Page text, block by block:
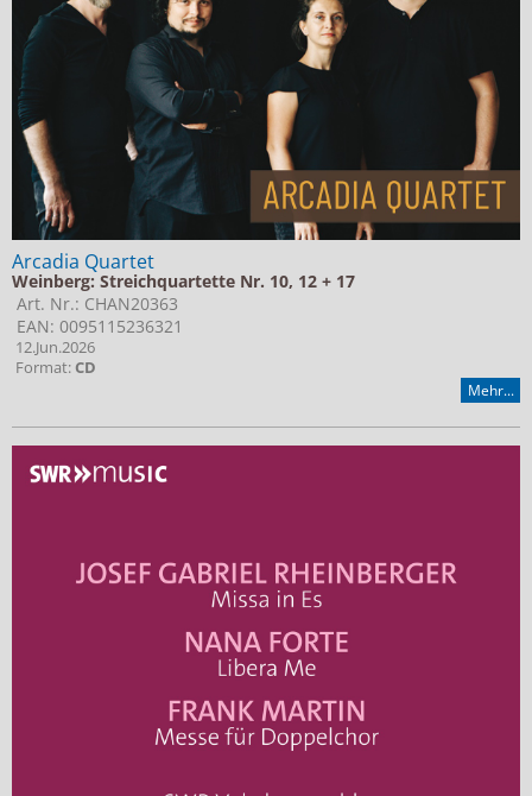
Arcadia Quartet
Weinberg: Streichquartette Nr. 10, 12 + 17
Art. Nr.: CHAN20363
EAN: 0095115236321
12.Jun.2026
Format:CD
Mehr...